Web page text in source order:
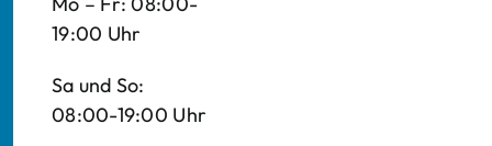
19:00 Uhr
Sa und So:
08:00-19:00 Uhr